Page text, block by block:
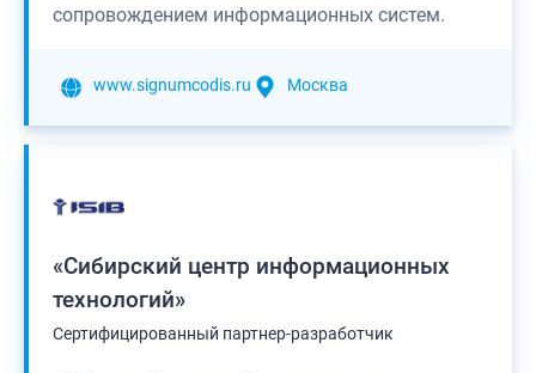
сопровождением информационных систем.
www.signumcodis.ru Москва
«Сибирский центр информационных
технологий»
Сертифицированный партнер-разработчик